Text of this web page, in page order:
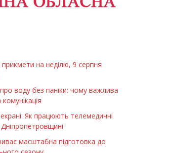
на неділю, 9 серпня
воду без паніки: чому важлива
Як працюють телемедичні
масштабна підготовка до